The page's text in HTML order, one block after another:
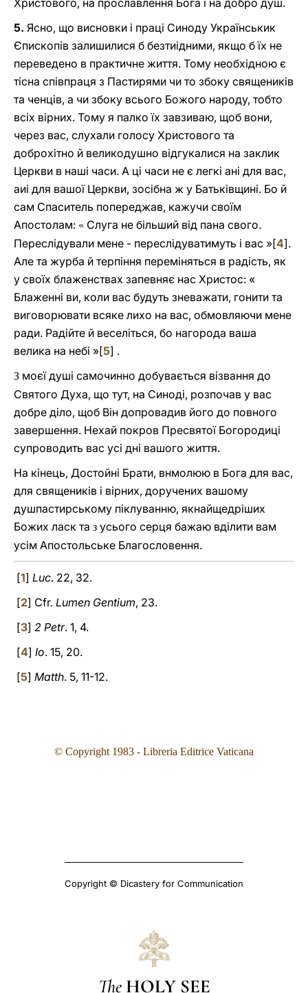
Христового, на прославлення Бога і на добро душ.
5. Ясно, що висновки і праці Синоду Українськик
Єпископів залишилися б безтиідними, якщо б їх не
переведено в практичне життя. Тому необхідною є
тісна співпраця з Пастирями чи то збоку священиків
та ченців, а чи збоку всього Божого народу, тобто
всіх вірних. Тому я палко їх завзиваю, щоб вони,
через вас, слухали голосу Христового та
доброхітно й великодушно відгукалися на заклик
Церкви в наші часи. А ці часи не є легкі ані для вас,
аиі для вашої Церкви, зосібна ж у Батьківщині. Бо й
сам Спаситель попереджав, кажучи своїм
Апостолам: « Слуга не більший від пана свого.
Переслідували мене - переслідуватимуть і вас »[4].
Але та журба й терпіння переміняться в радість, як
у своїх блаженствах запевняє нас Христос: «
Блаженні ви, коли вас будуть зневажати, гонити та
виговорювати всяке лихо на вас, обмовляючи мене
ради. Радійте й веселіться, бо нагорода ваша
велика на небі »[5] .
З моєї душі самочинно добувається візвання до
Святого Духа, що тут, на Синоді, розпочав у вас
добре діло, щоб Він допровадив його до повного
завершення. Нехай покров Пресвятої Богородиці
супроводить вас усі дні вашого життя.
На кінець, Достойні Брати, внмолюю в Бога для вас,
для священиків і вірних, доручених вашому
душпастирському піклуванню, якнайщедріших
Божих ласк та з усього серця бажаю вділити вам
усім Апостольське Благословення.
[1] Luc. 22, 32.
[2] Cfr. Lumen Gentium, 23.
[3] 2 Petr. 1, 4.
[4] Io. 15, 20.
[5] Matth. 5, 11-12.
© Copyright 1983 - Libreria Editrice Vaticana
Copyright © Dicastery for Communication
The HOLY SEE